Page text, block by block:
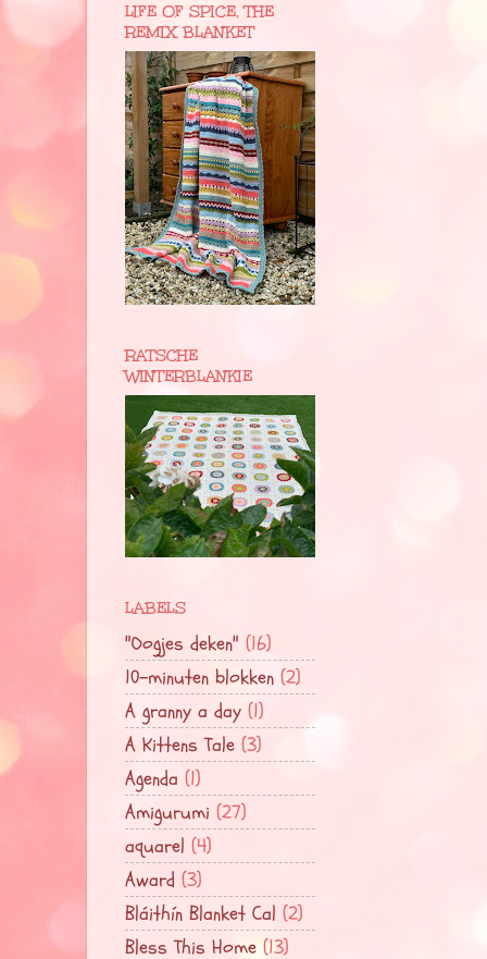
LIFE OF SPICE, THE
REMIX BLANKET
RATSCHE
WINTERBLANKIE
LABELS
"Oogjes deken" (16)
10-minuten blokken (2)
A granny a day (1)
A Kittens Tale (3)
Agenda (1)
Amigurumi (27)
aquarel (4)
Award (3)
Bláithín Blanket Cal (2)
Bless This Home (13)